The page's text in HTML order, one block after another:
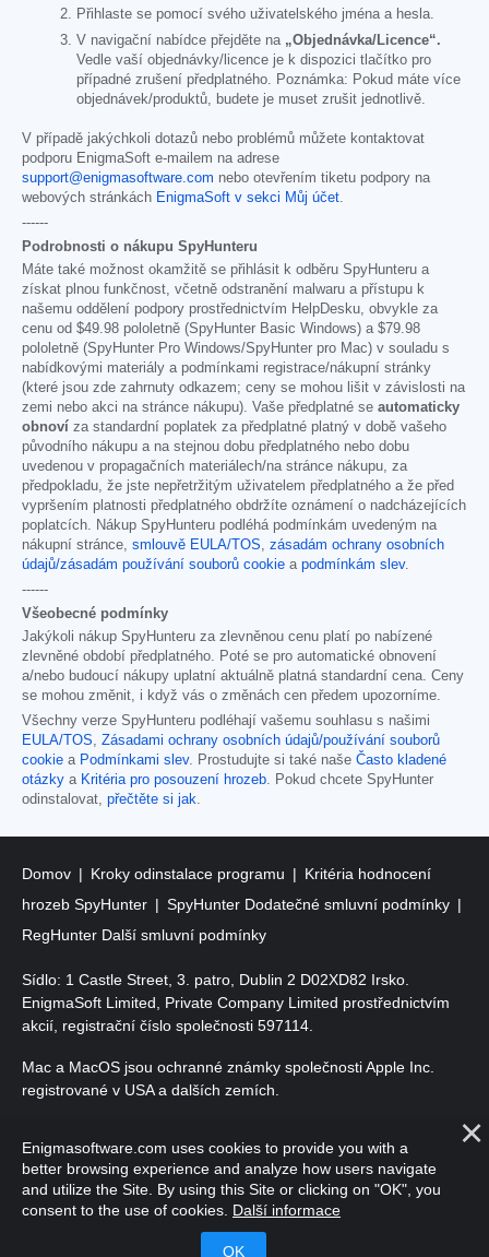
Přihlaste se pomocí svého uživatelského jména a hesla.
V navigační nabídce přejděte na „Objednávka/Licence“.
Vedle vaší objednávky/licence je k dispozici tlačítko pro
případné zrušení předplatného. Poznámka: Pokud máte více
objednávek/produktů, budete je muset zrušit jednotlivě.
V případě jakýchkoli dotazů nebo problémů můžete kontaktovat
podporu EnigmaSoft e-mailem na adrese
support@enigmasoftware.com nebo otevřením tiketu podpory na
webových stránkách EnigmaSoft v sekci Můj účet.
------
Podrobnosti o nákupu SpyHunteru
Máte také možnost okamžitě se přihlásit k odběru SpyHunteru a
získat plnou funkčnost, včetně odstranění malwaru a přístupu k
našemu oddělení podpory prostřednictvím HelpDesku, obvykle za
cenu od $49.98 pololetně (SpyHunter Basic Windows) a $79.98
pololetně (SpyHunter Pro Windows/SpyHunter pro Mac) v souladu s
nabídkovými materiály a podmínkami registrace/nákupní stránky
(které jsou zde zahrnuty odkazem; ceny se mohou lišit v závislosti na
zemi nebo akci na stránce nákupu). Vaše předplatné se automaticky
obnoví za standardní poplatek za předplatné platný v době vašeho
původního nákupu a na stejnou dobu předplatného nebo dobu
uvedenou v propagačních materiálech/na stránce nákupu, za
předpokladu, že jste nepřetržitým uživatelem předplatného a že před
vypršením platnosti předplatného obdržíte oznámení o nadcházejících
poplatcích. Nákup SpyHunteru podléhá podmínkám uvedeným na
nákupní stránce, smlouvě EULA/TOS, zásadám ochrany osobních
údajů/zásadám používání souborů cookie a podmínkám slev.
------
Všeobecné podmínky
Jakýkoli nákup SpyHunteru za zlevněnou cenu platí po nabízené
zlevněné období předplatného. Poté se pro automatické obnovení
a/nebo budoucí nákupy uplatní aktuálně platná standardní cena. Ceny
se mohou změnit, i když vás o změnách cen předem upozorníme.
Všechny verze SpyHunteru podléhají vašemu souhlasu s našimi
EULA/TOS, Zásadami ochrany osobních údajů/používání souborů
cookie a Podmínkami slev. Prostudujte si také naše Často kladené
otázky a Kritéria pro posouzení hrozeb. Pokud chcete SpyHunter
odinstalovat, přečtěte si jak.
Domov Kroky odinstalace programu
Kritéria hodnocení
hrozeb SpyHunter
SpyHunter Dodatečné smluvní podmínky
RegHunter Další smluvní podmínky
Sídlo: 1 Castle Street, 3. patro, Dublin 2 D02XD82 Irsko.
EnigmaSoft Limited, Private Company Limited prostřednictvím
akcií, registrační číslo společnosti 597114.
Mac a MacOS jsou ochranné známky společnosti Apple Inc.
registrované v USA a dalších zemích.
vyhrazena.
Enigmasoftware.com uses cookies to provide you with a
better browsing experience and analyze how users navigate
and utilize the Site. By using this Site or clicking on "OK", you
consent to the use of cookies. Další informace